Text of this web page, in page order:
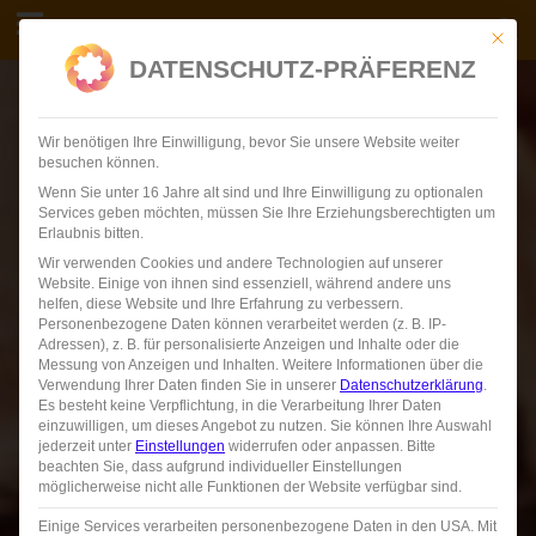
Skip
FINDEN
Mit
DATENSCHUTZ-PRÄFERENZ
Wir benötigen Ihre Einwilligung, bevor Sie unsere Website weiter
besuchen können.
Wenn Sie unter 16 Jahre alt sind und Ihre Einwilligung zu optionalen
Services geben möchten, müssen Sie Ihre Erziehungsberechtigten um
Erlaubnis bitten.
Wir verwenden Cookies und andere Technologien auf unserer
Website. Einige von ihnen sind essenziell, während andere uns
helfen, diese Website und Ihre Erfahrung zu verbessern.
Personenbezogene Daten können verarbeitet werden (z. B. IP-
Adressen), z. B. für personalisierte Anzeigen und Inhalte oder die
Messung von Anzeigen und Inhalten. Weitere Informationen über die
Verwendung Ihrer Daten finden Sie in unserer Datenschutzerklärung.
Es besteht keine Verpflichtung, in die Verarbeitung Ihrer Daten
einzuwilligen, um dieses Angebot zu nutzen. Sie können Ihre Auswahl
jederzeit unter Einstellungen widerrufen oder anpassen. Bitte
beachten Sie, dass aufgrund individueller Einstellungen
möglicherweise nicht alle Funktionen der Website verfügbar sind.
Einige Services verarbeiten personenbezogene Daten in den USA. Mit